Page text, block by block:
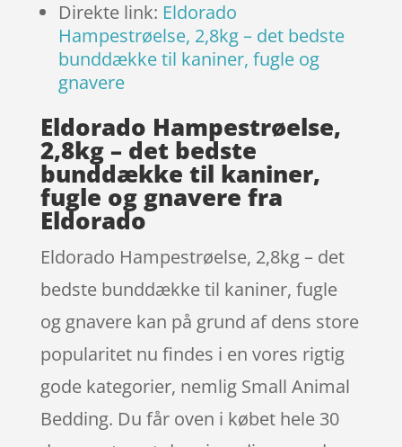
Direkte link: Eldorado
Hampestrøelse, 2,8kg – det bedste
bunddække til kaniner, fugle og
gnavere
Eldorado Hampestrøelse,
2,8kg – det bedste
bunddække til kaniner,
fugle og gnavere fra
Eldorado
Eldorado Hampestrøelse, 2,8kg – det
bedste bunddække til kaniner, fugle
og gnavere kan på grund af dens store
popularitet nu findes i en vores rigtig
gode kategorier, nemlig Small Animal
Bedding. Du får oven i købet hele 30